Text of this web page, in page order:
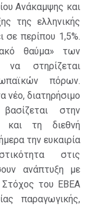
Ανάκαμψης και
της ελληνικής
σε περίπου 1,5%.
θαύμα» των
στηρίζεται
πόρων.
νέο, διατηρήσιμο
στην
και τη διεθνή
την ευκαιρία
στις
ανάπτυξη με
Στόχος του ΕΒΕΑ
παραγωγικής,